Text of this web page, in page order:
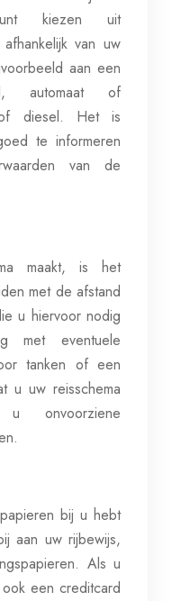
kiezen uit
van uw
aan een
automaat of
of diesel. Het is
te informeren
van de
maakt, is het
met de afstand
u hiervoor nodig
met eventuele
tanken of een
u uw reisschema
onvoorziene
bij u hebt
aan uw rijbewijs,
Als u
een creditcard